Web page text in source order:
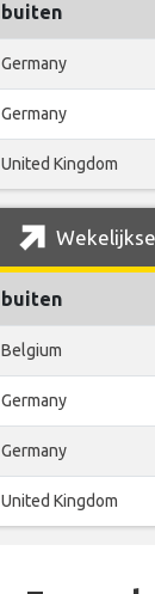
buiten
Germany
Germany
United Kingdom
buiten
Belgium
Germany
Germany
United Kingdom